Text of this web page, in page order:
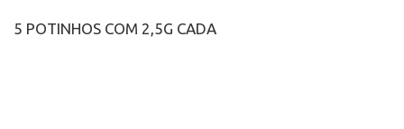
5 POTINHOS COM 2,5G CADA